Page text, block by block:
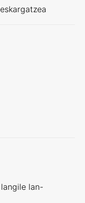
lan-